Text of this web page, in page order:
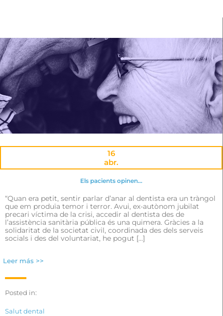
16
abr.
Els pacients opinen…
“Quan era petit, sentir parlar d’anar al dentista era un tràngol
que em produïa temor i terror. Avui, ex-autònom jubilat
precari víctima de la crisi, accedir al dentista des de
l’assistència sanitària pública és una quimera. Gràcies a la
solidaritat de la societat civil, coordinada des dels serveis
socials i des del voluntariat, he pogut […]
Leer más >>
Posted in:
Salut dental